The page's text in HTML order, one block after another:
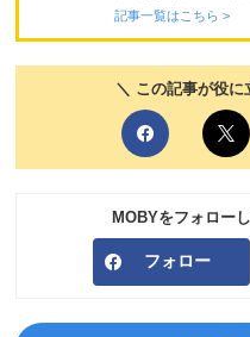
記事一覧はこちら >
＼ この記事が役に
MOBYをフォロー
フォロー